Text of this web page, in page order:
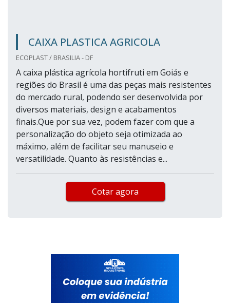
CAIXA PLASTICA AGRICOLA
ECOPLAST / BRASILIA - DF
A caixa plástica agrícola hortifruti em Goiás e
regiões do Brasil é uma das peças mais resistentes
do mercado rural, podendo ser desenvolvida por
diversos materiais, design e acabamentos
finais.Que por sua vez, podem fazer com que a
personalização do objeto seja otimizada ao
máximo, além de facilitar seu manuseio e
versatilidade. Quanto às resistências e...
Cotar agora